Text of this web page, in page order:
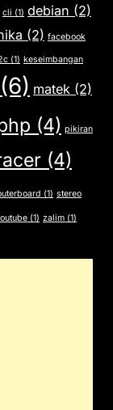
cli (1) debian (2)
(2) facebook
(1) keseimbangan
(6) matek (2)
(4) pikiran
(4)
(1) stereo
(1) zalim (1)